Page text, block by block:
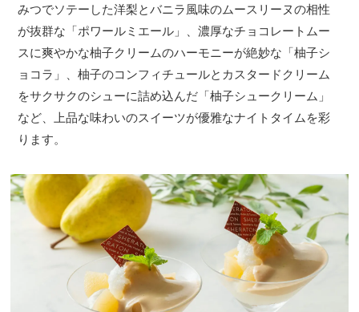
みつでソテーした洋梨とバニラ風味のムースリーヌの相性
が抜群な「ポワールミエール」、濃厚なチョコレートムー
スに爽やかな柚子クリームのハーモニーが絶妙な「柚子シ
ョコラ」、柚子のコンフィチュールとカスタードクリーム
をサクサクのシューに詰め込んだ「柚子シュークリーム」
など、上品な味わいのスイーツが優雅なナイトタイムを彩
ります。